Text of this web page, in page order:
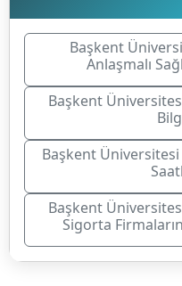
Başkent
Anlaşmalı
Başkent
Başkent Üniversitesi
Başkent
Sigorta